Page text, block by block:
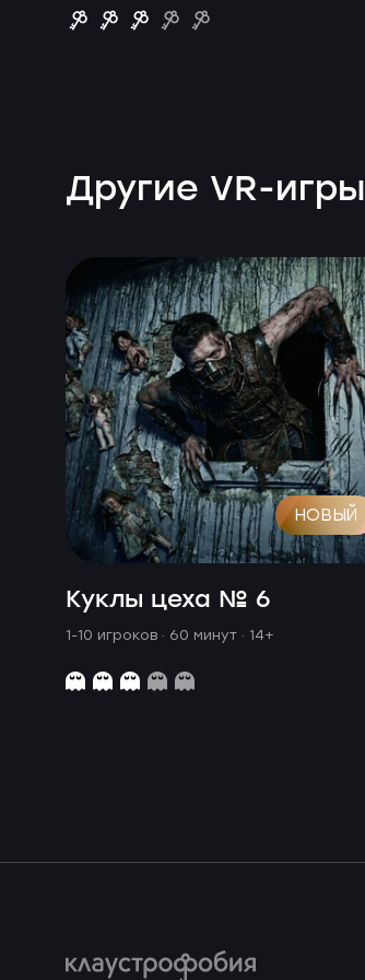
Другие VR-игры
НОВЫЙ
Куклы цеха № 6
1-10 игроков · 60 минут · 14+